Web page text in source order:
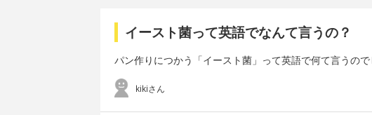
イースト菌って英語でなんて言うの？
パン作りにつかう「イースト菌」って英語で何て言うので
kikiさん